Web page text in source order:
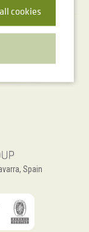
Spain
cookies